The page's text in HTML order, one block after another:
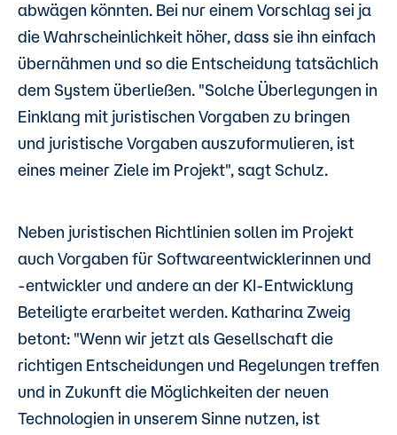
abwägen könnten. Bei nur einem Vorschlag sei ja
die Wahrscheinlichkeit höher, dass sie ihn einfach
übernähmen und so die Entscheidung tatsächlich
dem System überließen. "Solche Überlegungen in
Einklang mit juristischen Vorgaben zu bringen
und juristische Vorgaben auszuformulieren, ist
eines meiner Ziele im Projekt", sagt Schulz.
Neben juristischen Richtlinien sollen im Projekt
auch Vorgaben für Softwareentwicklerinnen und
-entwickler und andere an der KI-Entwicklung
Beteiligte erarbeitet werden. Katharina Zweig
betont: "Wenn wir jetzt als Gesellschaft die
richtigen Entscheidungen und Regelungen treffen
und in Zukunft die Möglichkeiten der neuen
Technologien in unserem Sinne nutzen, ist